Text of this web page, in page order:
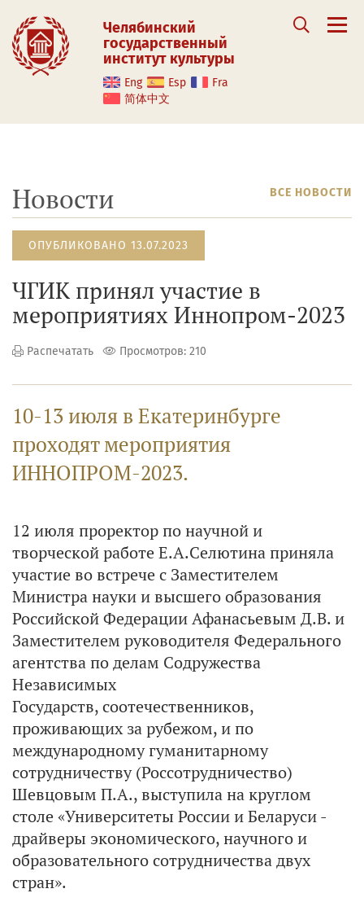
Челябинский
государственный
институт культуры
Eng Esp
Fra
简体中文
Новости ВСЕ НОВОСТИ
ОПУБЛИКОВАНО 13.07.2023
ЧГИК принял участие в
мероприятиях Иннопром-2023
Распечатать Просмотров: 210
10-13 июля в Екатеринбурге
проходят мероприятия
ИННОПРОМ-2023.
12 июля проректор по научной и
творческой работе Е.А.Селютина приняла
участие во встрече с Заместителем
Министра науки и высшего образования
Российской Федерации Афанасьевым Д.В. и
Заместителем руководителя Федерального
агентства по делам Содружества
Независимых
Государств, соотечественников,
проживающих за рубежом, и по
международному гуманитарному
сотрудничеству (Россотрудничество)
Шевцовым П.А., выступила на круглом
столе «Университеты России и Беларуси -
драйверы экономического, научного и
образовательного сотрудничества двух
стран».